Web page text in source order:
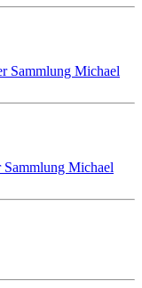
Sammlung Michael
Michael